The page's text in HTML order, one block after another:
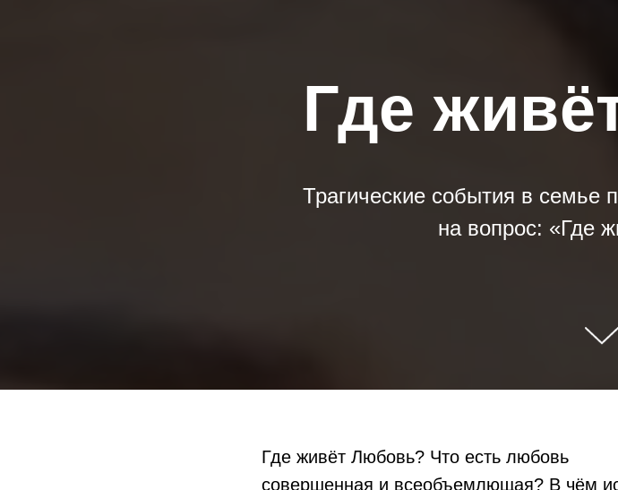
Где
Трагические события в семье
на вопрос: «Где
Где живёт Любовь? Что есть любовь
совершенная и всеобъемлющая? В чём